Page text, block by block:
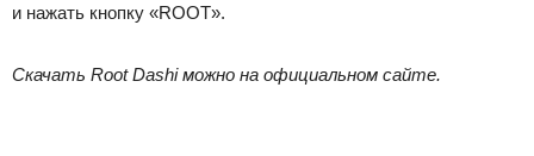
и нажать кнопку «ROOT».
Скачать Root Dashi можно на официальном сайте.